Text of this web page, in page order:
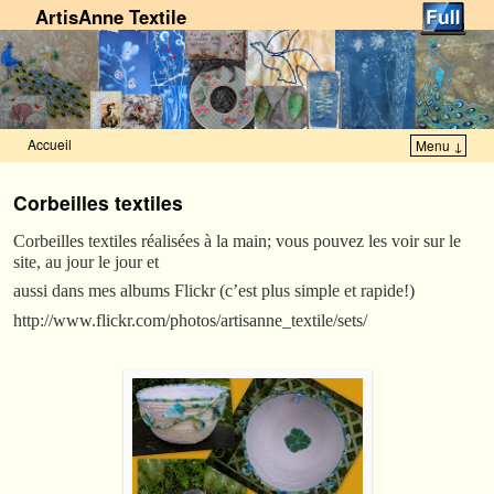
ArtisAnne Textile
Accueil Menu ↓
Corbeilles textiles
Corbeilles textiles réalisées à la main; vous pouvez les voir sur le
site, au jour le jour et
aussi dans mes albums Flickr (c’est plus simple et rapide!)
http://www.flickr.com/photos/artisanne_textile/sets/